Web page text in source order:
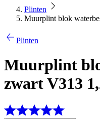
Plinten
Muurplint blok
Plinten
Muurplint
zwart V313